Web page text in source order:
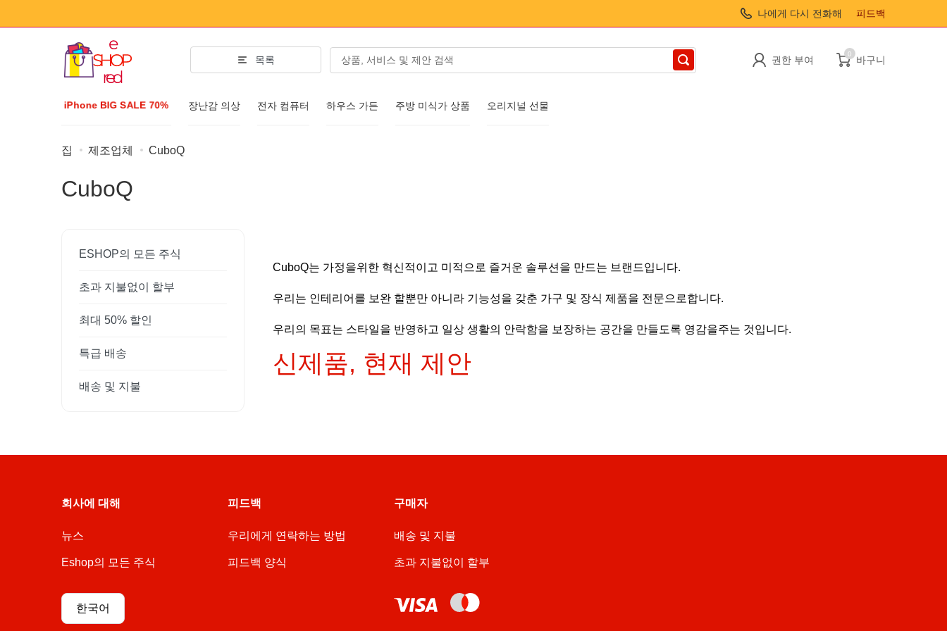
나에게 다시 전화해 피드백
목록 권한 부여
0
바구니
iPhone BIG SALE 70% 장난감 의상 전자 컴퓨터 하우스 가든 주방 미식가 상품 오리지널 선물
집 제조업체 CuboQ
CuboQ
ESHOP의 모든 주식
초과 지불없이 할부
최대 50% 할인
특급 배송
배송 및 지불
CuboQ는 가정을위한 혁신적이고 미적으로 즐거운 솔루션을 만드는 브랜드입니다.
우리는 인테리어를 보완 할뿐만 아니라 기능성을 갖춘 가구 및 장식 제품을 전문으로합니다.
우리의 목표는 스타일을 반영하고 일상 생활의 안락함을 보장하는 공간을 만들도록 영감을주는 것입니다.
신제품, 현재 제안
회사에 대해
뉴스
Eshop의 모든 주식
한국어
피드백
우리에게 연락하는 방법
피드백 양식
구매자
배송 및 지불
초과 지불없이 할부